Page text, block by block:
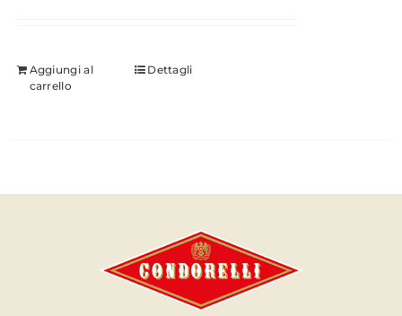
Aggiungi al
carrello
Dettagli